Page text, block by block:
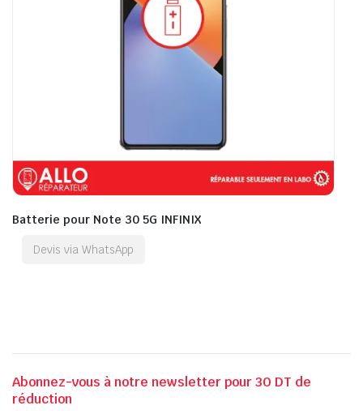
Batterie pour Note 30 5G INFINIX
Devis via WhatsApp
Abonnez-vous à notre newsletter pour 30 DT de
réduction